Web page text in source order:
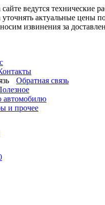
ведутся технические
уточнять актуальные цены
извинения за
Обратная связь
автомобилю
и прочее